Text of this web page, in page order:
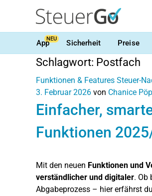
AppNEU Sicherheit Preise
Schlagwort: Postfach
Funktionen & Features Steuer-
3. Februar 2026 von Chanice
Einfacher,
Funktionen
Mit den neuen Funktionen und
verständlicher und digitaler. Ob
Abgabeprozess – hier erfährst